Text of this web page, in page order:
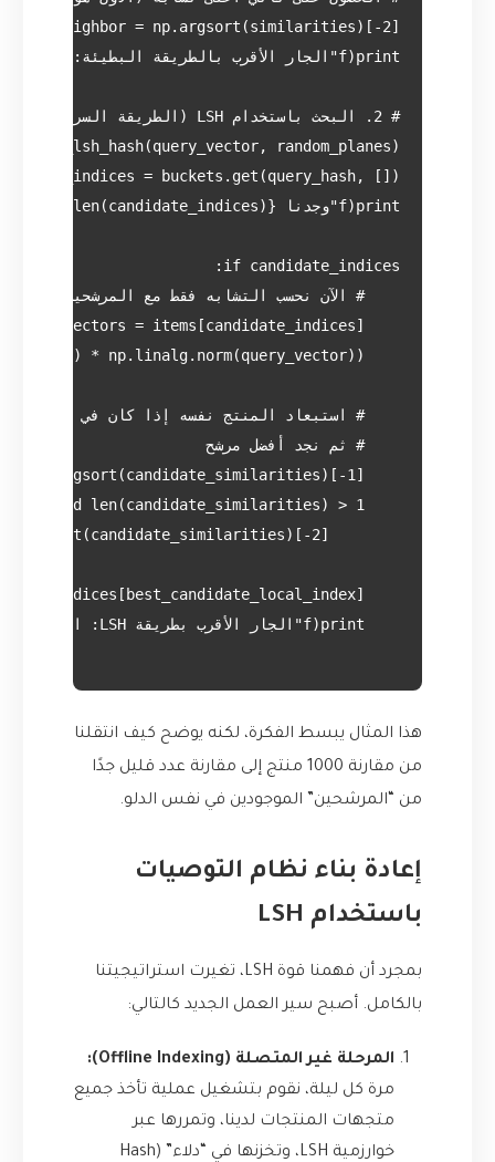
هذا المثال يبسط الفكرة، لكنه يوضح كيف انتقلنا
من مقارنة 1000 منتج إلى مقارنة عدد قليل جدًا
من “المرشحين” الموجودين في نفس الدلو.
إعادة بناء نظام التوصيات
باستخدام LSH
بمجرد أن فهمنا قوة LSH، تغيرت استراتيجيتنا
بالكامل. أصبح سير العمل الجديد كالتالي:
المرحلة غير المتصلة (Offline Indexing):
مرة كل ليلة، نقوم بتشغيل عملية تأخذ جميع
متجهات المنتجات لدينا، وتمررها عبر
خوارزمية LSH، وتخزنها في “دلاء” (Hash